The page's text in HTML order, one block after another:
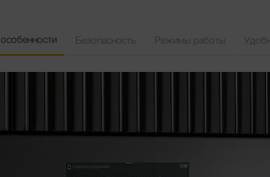
Безопасность Режимы работы